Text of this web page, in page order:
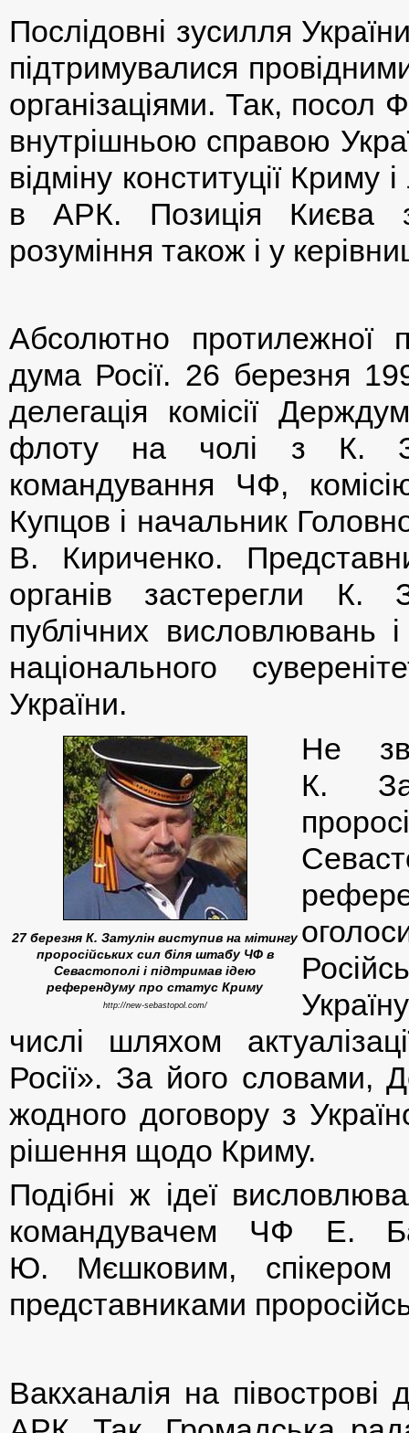
Послідовні зусилля
підтримувалися
організаціями. Так, посол
внутрішньою справою
відміну конституції Криму
в АРК. Позиція Києва
розуміння також і у
Абсолютно протилежної
дума Росії. 26 березня
делегація комісії
флоту на чолі з К.
командування ЧФ,
Купцов і начальник
В. Кириченко.
органів застерегли К.
публічних висловлювань
національного
України.
27 березня К. Затулін виступив на мітингу
проросійських сил біля штабу ЧФ в
Севастополі і підтримав ідею
референдуму про статус Криму
http://new-sebastopol.com/
Не
К.
числі шляхом
Росії». За його словами,
жодного договору з
рішення щодо Криму.
Подібні ж ідеї
командувачем ЧФ Е.
Ю. Мєшковим,
представниками
Вакханалія на